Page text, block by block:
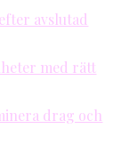
avslutad
med rätt
drag och